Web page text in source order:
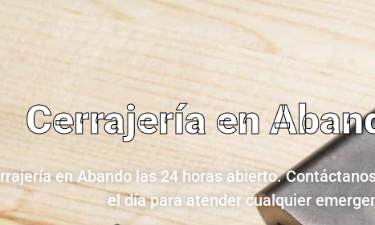
Cerrajería en
en Abando las 24 horas abierto.
el día para atender cualquier